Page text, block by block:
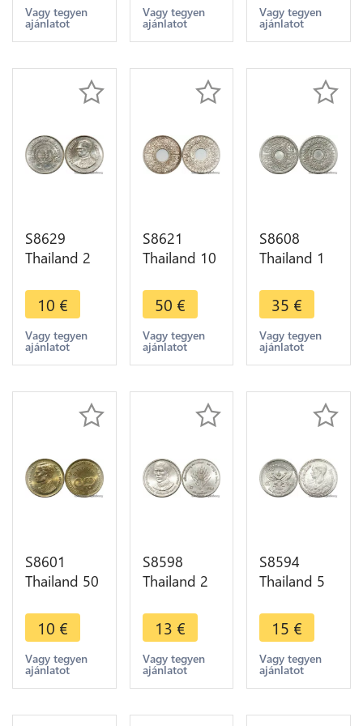
1988 UNC -
> Make
Vagy tegyen
ajánlatot
1985 UNC -
> Make
Vagy tegyen
ajánlatot
2489 1946
BU ! A GEM
Vagy tegyen
ajánlatot
S8629
Thailand 2
IX
International
Year of
Youth 2528
10 €
Vagy tegyen
ajánlatot
S8621
Thailand 10
Rama VIII
2484 1941
Argent
Silver BU
50 €
Vagy tegyen
ajánlatot
S8608
Thailand 1
Rama VIII
2485 1942
BU UNC !->
Make Offer
35 €
Vagy tegyen
ajánlatot
S8601
Thailand 50
Rama IX
2523 1980
UNC ->
Make Offer
10 €
Vagy tegyen
ajánlatot
S8598
Thailand 2
IX Crown
Prince
Vajiralongkorn
2531 1988
13 €
Vagy tegyen
ajánlatot
S8594
Thailand 5
Rama VIII
1946 2489
BU Unc ->
Make Offer
15 €
Vagy tegyen
ajánlatot